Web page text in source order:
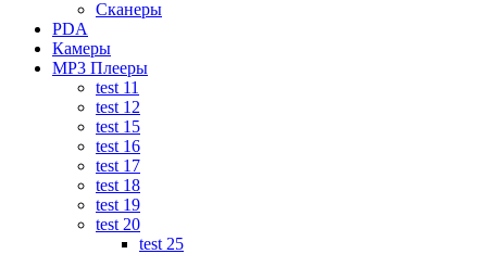
Сканеры
PDA
Камеры
MP3 Плееры
test 11
test 12
test 15
test 16
test 17
test 18
test 19
test 20
test 25